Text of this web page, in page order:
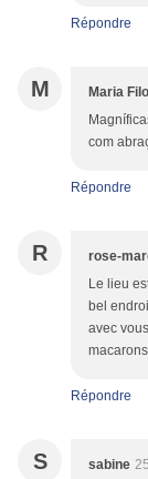
Répondre
M Maria
com
Répondre
R rose-
Le lieu
bel
avec
Répondre
S sabine